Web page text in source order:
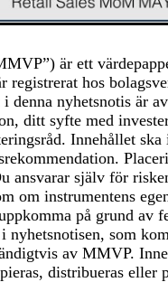
är ett
registrerat hos
denna nyhetsnotis är
ditt syfte med
Innehållet ska
ansvarar själv för
om instrumentens
på grund av
nyhetsnotisen, som
av MMVP.
distribueras eller